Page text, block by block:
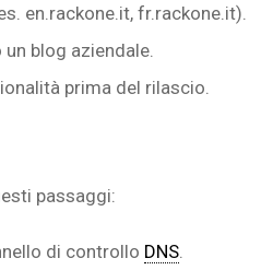
en.rackone.it, fr.rackone.it).
blog aziendale.
prima del rilascio.
passaggi:
di controllo DNS.